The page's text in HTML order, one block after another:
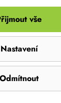
kol můžete
osobního
igaranční
životnosti
Odmítnout
Nastavení
vše